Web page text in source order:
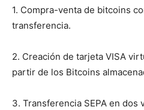
1. Compra-venta de bitcoins
transferencia.
2. Creación de tarjeta VISA
partir de los Bitcoins
3. Transferencia SEPA en dos